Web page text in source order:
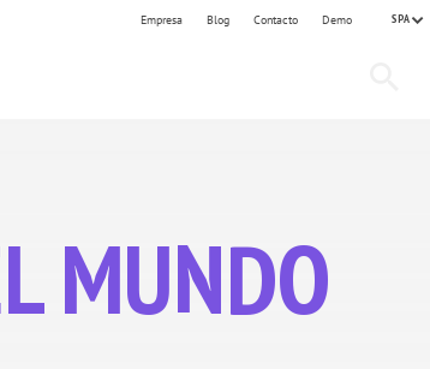
Empresa Blog Contacto Demo SPA
MUNDO